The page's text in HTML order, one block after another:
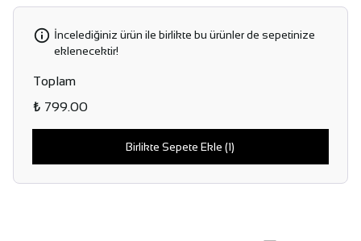
İncelediğiniz ürün ile birlikte bu ürünler de sepetinize
eklenecektir!
Toplam
₺ 799.00
Birlikte Sepete Ekle (1)